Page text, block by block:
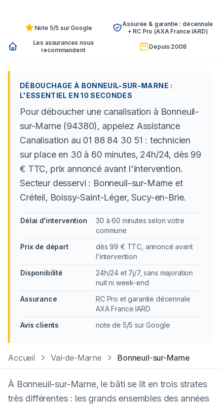
Note 5/5 sur Google
Assurée & garantie : décennale
+ RC Pro (AXA France IARD)
Les assurances nous
recommandent
Depuis 2008
DÉBOUCHAGE À BONNEUIL-SUR-MARNE :
L'ESSENTIEL EN 10 SECONDES
Pour déboucher une canalisation à Bonneuil-
sur-Marne (94380), appelez Assistance
Canalisation au 01 88 84 30 51 : technicien
sur place en 30 à 60 minutes, 24h/24, dès 99
€ TTC, prix annoncé avant l'intervention.
Secteur desservi : Bonneuil-sur-Marne et
Créteil, Boissy-Saint-Léger, Sucy-en-Brie.
Délai d'intervention
30 à 60 minutes selon votre
commune
Prix de départ
dès 99 € TTC, annoncé avant
l'intervention
Disponibilité
24h/24 et 7j/7, sans majoration
nuit ni week-end
Assurance
RC Pro et garantie décennale
AXA France IARD
Avis clients
note de 5/5 sur Google
Accueil Val-de-Marne Bonneuil-sur-Marne
À Bonneuil-sur-Marne, le bâti se lit en trois strates
très différentes : les grands ensembles des années